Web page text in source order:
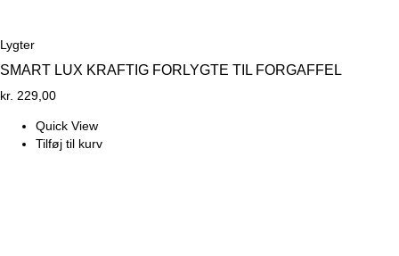
Lygter
SMART LUX KRAFTIG FORLYGTE TIL FORGAFFEL
kr. 229,00
Quick View
Tilføj til kurv